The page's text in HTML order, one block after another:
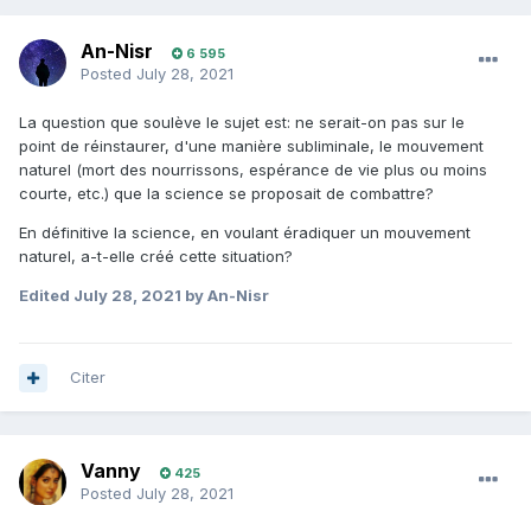
An-Nisr 6 595
Posted July 28, 2021
La question que soulève le sujet est: ne serait-on pas sur le
point de réinstaurer, d'une manière subliminale, le mouvement
naturel (mort des nourrissons, espérance de vie plus ou moins
courte, etc.) que la science se proposait de combattre?
En définitive la science, en voulant éradiquer un mouvement
naturel, a-t-elle créé cette situation?
Edited July 28, 2021 by An-Nisr
Citer
Vanny 425
Posted July 28, 2021